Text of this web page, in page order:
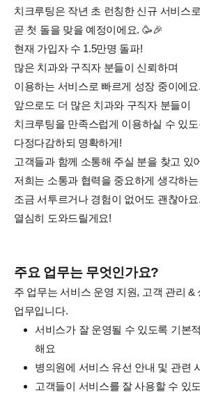
치크루팅은 작년 초 런칭한 신규 서비스
곧 첫 돌을 맞을 예정이에요. 🥳🎉
현재 가입자 수 1.5만명 돌파!
많은 치과와 구직자 분들이 신뢰하며
이용하는 서비스로 빠르게 성장 중이에요.
앞으로도 더 많은 치과와 구직자 분들이
치크루팅을 만족스럽게 이용하실 수 있도
다정다감하되 명확하게!
고객들과 함께 소통해 주실 분을 찾고 있
저희는 소통과 협력을 중요하게 생각하
조금 서투르거나 경험이 없어도 괜찮아요.
열심히 도와드릴게요!
주요 업무는 무엇인가요?
주 업무는 서비스 운영 지원, 고객 관리 &
업무입니다.
서비스가 잘 운영될 수 있도록 기본
해요
병의원에 서비스 유선 안내 및 관련
고객들이 서비스를 잘 사용할 수 있